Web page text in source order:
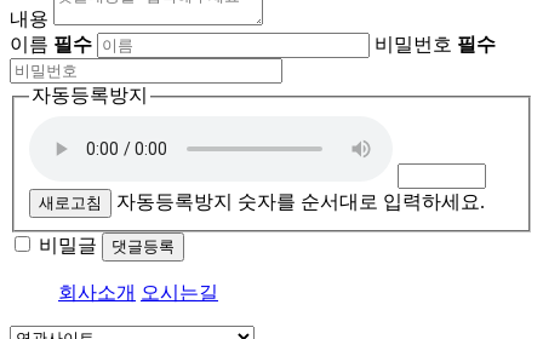
내용
이름 필수 비밀번호 필수
자동등록방지
새로고침 자동등록방지 숫자를 순서대로 입력하세요.
비밀글 댓글등록
회사소개 오시는길